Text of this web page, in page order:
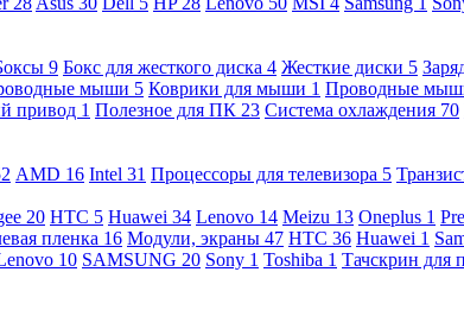
9 Бокс для жесткого диска 4 Жесткие диски 5
мыши 5 Коврики для мыши 1 Проводные
привод 1 Полезное для ПК 23 Система охлаждения 70
AMD 16 Intel 31 Процессоры для телевизора 5
20 HTC 5 Huawei 34 Lenovo 14 Meizu 13 Oneplus 1
пленка 16 Модули, экраны 47 HTC 36 Huawei 1
10 SAMSUNG 20 Sony 1 Toshiba 1 Тачскрин для